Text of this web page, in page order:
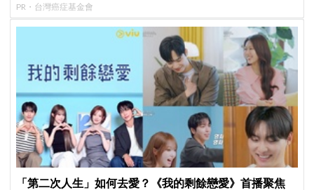
PR・台灣癌症基金會
「第二次人生」如何去愛？《我的剩餘戀愛》首播聚焦